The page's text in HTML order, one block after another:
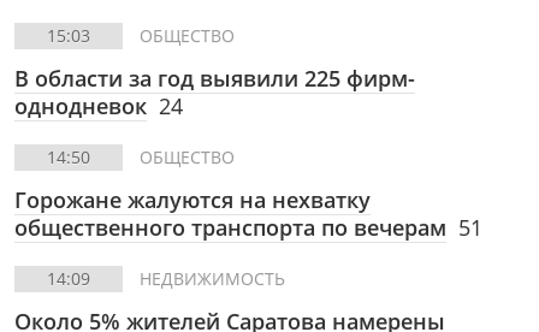
15:03 ОБЩЕСТВО
В области за год выявили 225 фирм-
однодневок 24
14:50 ОБЩЕСТВО
Горожане жалуются на нехватку
общественного транспорта по вечерам 51
14:09 НЕДВИЖИМОСТЬ
Около 5% жителей Саратова намерены